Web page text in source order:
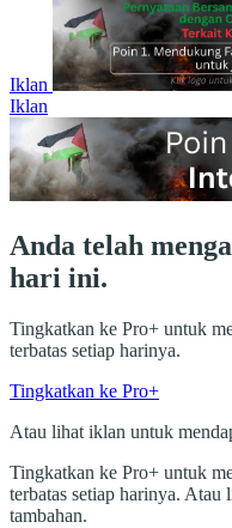
Iklan
Iklan
Anda telah
hari ini.
Tingkatkan ke Pro+ untuk
terbatas setiap harinya.
Tingkatkan ke Pro+
Atau lihat iklan untuk
Tingkatkan ke Pro+ untuk
terbatas setiap harinya. Atau
tambahan.